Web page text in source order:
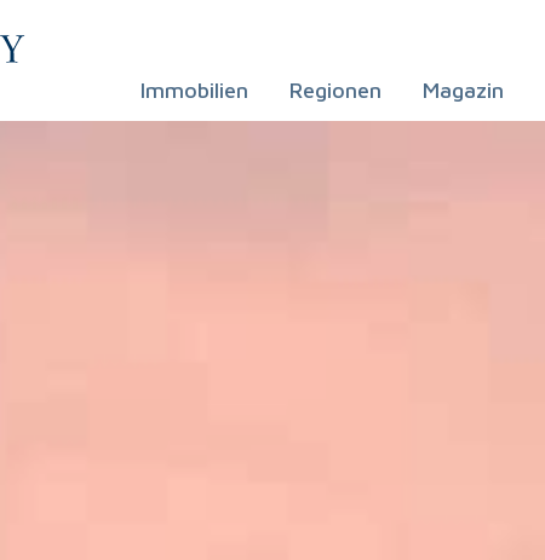
Immobilien Regionen Magazin